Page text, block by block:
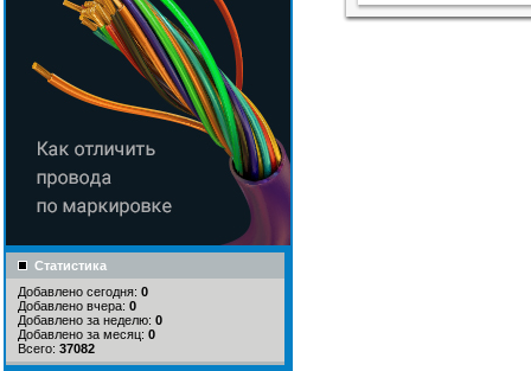
Статистика
Добавлено сегодня: 0
Добавлено вчера: 0
Добавлено за неделю: 0
Добавлено за месяц: 0
Всего: 37082